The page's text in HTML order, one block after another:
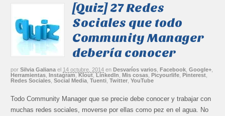
[Quiz] 27 Redes
Sociales que todo
Community Manager
debería conocer
por Silvia Galiana el 14 octubre, 2014 en Desvaríos varios ,Facebook ,Google+
Herramientas ,Instagram,Klout,LinkedIn ,Mis cosas ,Picyourlife ,Pinterest
Redes Sociales ,Social Media ,Tuenti ,Twitter ,YouTube
Todo Community Manager que se precie debe conocer y trabajar con
muchas redes sociales, moverse por ellas como pez en el agua. No